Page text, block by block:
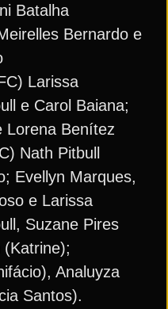
Batalha
Bernardo e
Larissa
e Carol Baiana;
Lorena Benítez
Nath Pitbull
Evellyn Marques,
e Larissa
Suzane Pires
(Katrine);
Analuyza
Santos).